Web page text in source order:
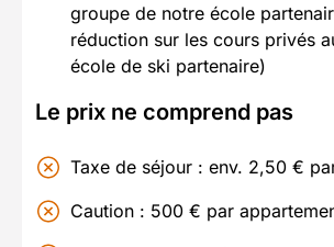
groupe de notre école
réduction sur les cours privés
école de ski partenaire)
Le prix ne comprend pas
Taxe de séjour : env. 2,50 €
Caution : 500 € par